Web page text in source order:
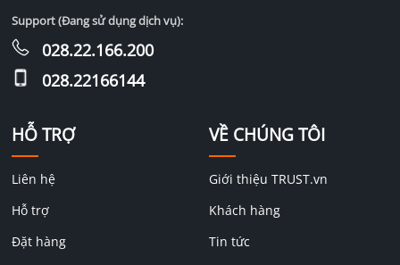
HỖ TRỢ
Liên hệ
Hỗ trợ
Đặt hàng
VỀ CHÚNG TÔI
Giới thiệu TRUST.vn
Khách hàng
Tin tức
Support (Đang sử dụng dịch vụ):
028.22.166.200
028.22166144